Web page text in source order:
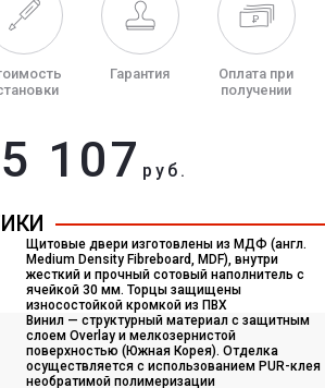
Гарантия
Оплата при
получении
5 107 руб.
Щитовые двери изготовлены из МДФ (англ.
Medium Density Fibreboard, MDF), внутри
жесткий и прочный сотовый наполнитель с
ячейкой 30 мм. Торцы защищены
износостойкой кромкой из ПВХ
Винил — структурный материал с защитным
слоем Overlay и мелкозернистой
поверхностью (Южная Корея). Отделка
осуществляется с использованием PUR-клея
необратимой полимеризации